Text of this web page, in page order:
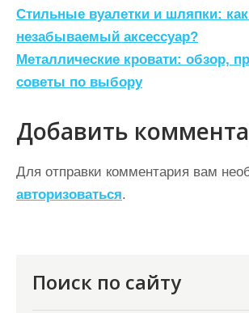
Н
а
в
и
г
а
ц
и
Стильные вуалетки и шляпки:
незабываемый аксессуар?
Металлические кровати: обзор,
советы по выбору
Добавить
Для отправки комментария вам
авторизоваться.
Поиск по сайту